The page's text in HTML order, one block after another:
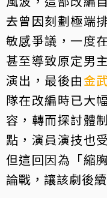
去曾因刻劃極端
敏感爭議，一度
甚至導致原定男
演出，最後由金
隊在改編時已大
容，轉而探討體
點，演員演技也
但這回因為「縮
論戰，讓該劇後